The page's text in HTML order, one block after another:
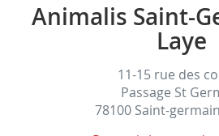
Animalis Saint-
Laye
11-15 rue des
Passage St
78100 Saint-